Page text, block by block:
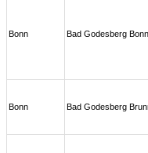
Bonn Bad Godesberg
Bonn Bad Godesberg